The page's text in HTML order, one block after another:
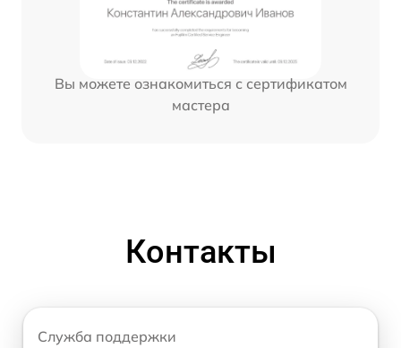
Вы можете ознакомиться с сертификатом
мастера
Контакты
Служба поддержки